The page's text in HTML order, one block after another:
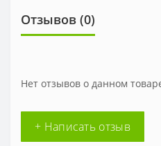
Отзывов (0)
Нет отзывов о данном
+ Написать отзыв